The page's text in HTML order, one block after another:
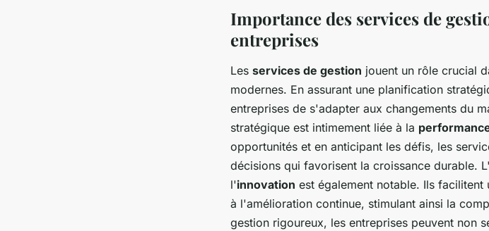
Importance des services de
entreprises
Les services de gestion jouent un rôle crucial
modernes. En assurant une planification
entreprises de s'adapter aux changements du
stratégique est intimement liée à la
opportunités et en anticipant les défis, les
décisions qui favorisent la croissance durable.
l'innovation est également notable. Ils
à l'amélioration continue, stimulant ainsi la
gestion rigoureux, les entreprises peuvent non